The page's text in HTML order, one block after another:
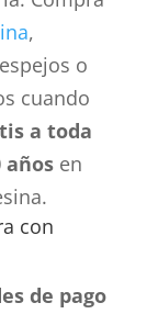
,
o
cuando
a toda
añosen
con
de pago